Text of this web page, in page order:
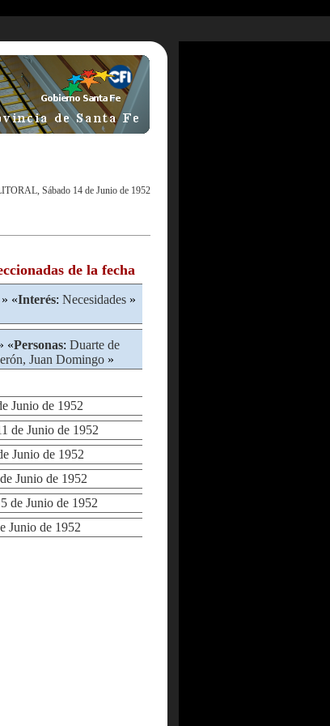
Sábado 14 de Junio de 1952
de la fecha
» «Interés: Necesidades »
«Personas: Duarte de
Juan Domingo »
Junio de 1952
de Junio de 1952
Junio de 1952
Junio de 1952
de Junio de 1952
Junio de 1952